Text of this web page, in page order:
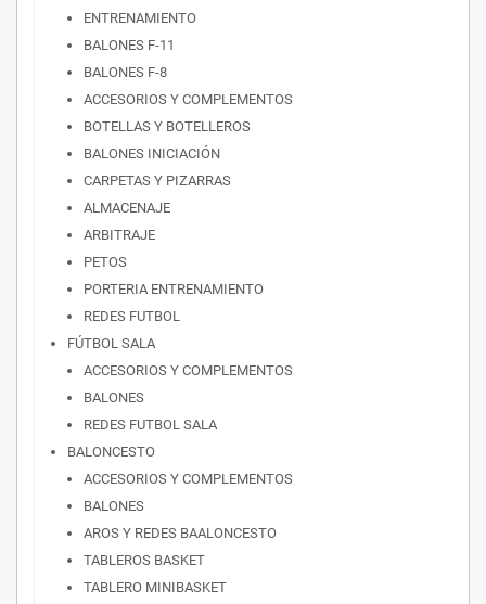
ENTRENAMIENTO
BALONES F-11
BALONES F-8
ACCESORIOS Y COMPLEMENTOS
BOTELLAS Y BOTELLEROS
BALONES INICIACIÓN
CARPETAS Y PIZARRAS
ALMACENAJE
ARBITRAJE
PETOS
PORTERIA ENTRENAMIENTO
REDES FUTBOL
FÚTBOL SALA
ACCESORIOS Y COMPLEMENTOS
BALONES
REDES FUTBOL SALA
BALONCESTO
ACCESORIOS Y COMPLEMENTOS
BALONES
AROS Y REDES BAALONCESTO
TABLEROS BASKET
TABLERO MINIBASKET